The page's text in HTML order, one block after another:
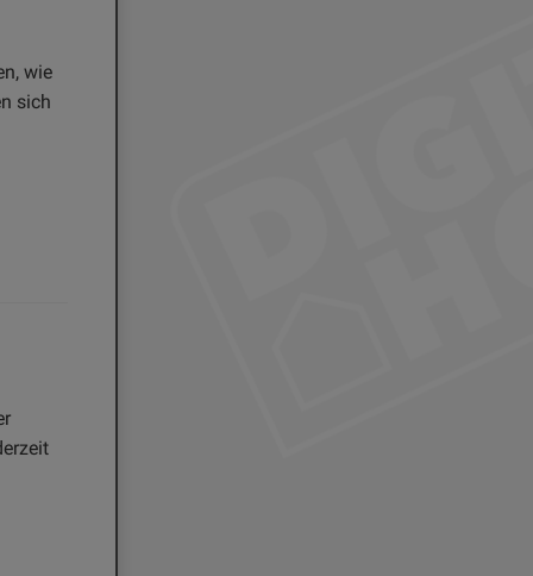
wie
sich